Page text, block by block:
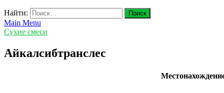
Найти:
Main Menu
Сухие смеси
Айкалсибтранслес